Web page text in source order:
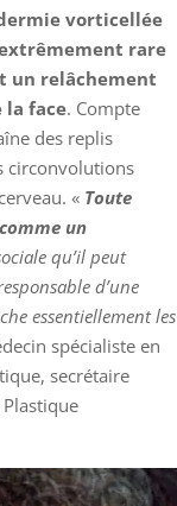
vorticellée
rare
un relâchement
la face. Compte
des replis
circonvolutions
« Toute
comme un
qu’il peut
d’une
essentiellement les
spécialiste en
secrétaire